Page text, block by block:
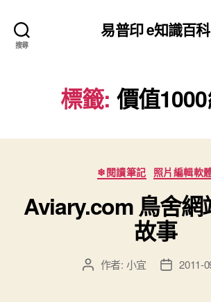
搜尋
易普印 e知識百科
標籤: 價值
分
類
❄閱讀筆記 照片編輯軟
Aviary.com 鳥舍網
故事
文 作者: 小宜
文 2011-